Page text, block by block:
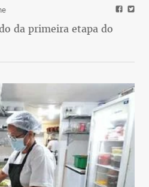
da primeira etapa do